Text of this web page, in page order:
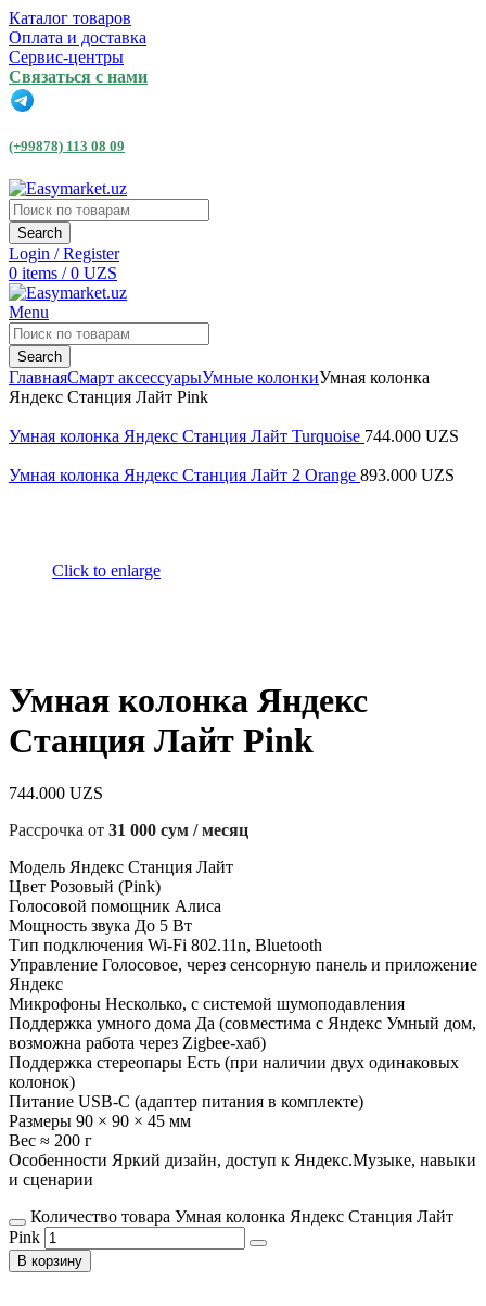
Каталог товаров
Оплата и доставка
Сервис-центры
Связаться с нами
(+99878) 113 08 09
Search
Login / Register
0 items / 0 UZS
Menu
Search
ГлавнаяСмарт аксессуарыУмные колонкиУмная колонка
Яндекс Станция Лайт Pink
Умная колонка Яндекс Станция Лайт Turquoise 744.000 UZS
Умная колонка Яндекс Станция Лайт 2 Orange 893.000 UZS
Click to enlarge
Умная колонка Яндекс
Станция Лайт Pink
744.000 UZS
Рассрочка от 31 000 сум / месяц
Модель Яндекс Станция Лайт
Цвет Розовый (Pink)
Голосовой помощник Алиса
Мощность звука До 5 Вт
Тип подключения Wi-Fi 802.11n, Bluetooth
Управление Голосовое, через сенсорную панель и приложение
Яндекс
Микрофоны Несколько, с системой шумоподавления
Поддержка умного дома Да (совместима с Яндекс Умный дом,
возможна работа через Zigbee-хаб)
Поддержка стереопары Есть (при наличии двух одинаковых
колонок)
Питание USB-C (адаптер питания в комплекте)
Размеры 90 × 90 × 45 мм
Вес ≈ 200 г
Особенности Яркий дизайн, доступ к Яндекс.Музыке, навыки
и сценарии
Количество товара Умная колонка Яндекс Станция Лайт
Pink
В корзину